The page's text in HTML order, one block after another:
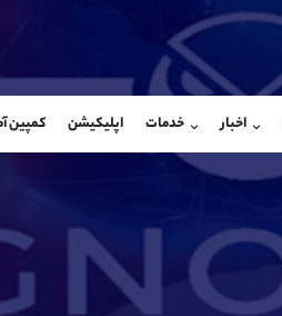
اخبار خدمات اپلیکیشن کمپین
واتساپ